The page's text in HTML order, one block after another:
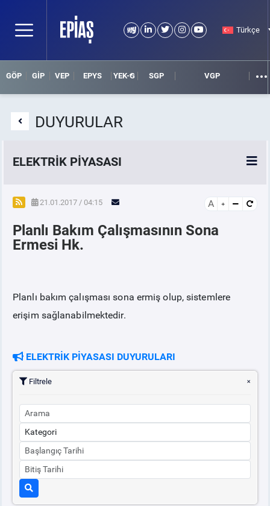
Türkçe
GÖP GİP VEP EPYS YEK-G SGP VGP
DUYURULAR
ELEKTRİK PİYASASI
SPOT ELEKTRİK PİYASALARI
ÖRNEK FİNANS BELGELERİ
PİYASAKAYITSÜRECİ
MALİ UZLAŞTIRMA
TEMİNAT
BÜLTENLER
DUYURULAR
21.01.2017 / 04:15 A
Planlı Bakım Çalışmasının Sona
Ermesi Hk.
Planlı bakım çalışması sona ermiş olup, sistemlere
erişim sağlanabilmektedir.
ELEKTRİK PİYASASI DUYURULARI
Filtrele